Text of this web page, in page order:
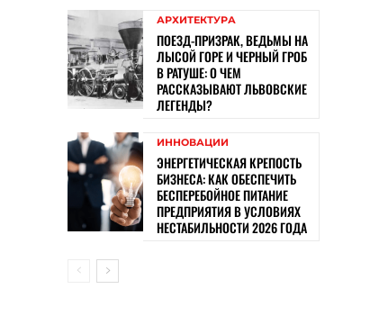
АРХИТЕКТУРА
ПОЕЗД-ПРИЗРАК, ВЕДЬМЫ НА
ЛЫСОЙ ГОРЕ И ЧЕРНЫЙ ГРОБ
В РАТУШЕ: О ЧЕМ
РАССКАЗЫВАЮТ ЛЬВОВСКИЕ
ЛЕГЕНДЫ?
ИННОВАЦИИ
ЭНЕРГЕТИЧЕСКАЯ КРЕПОСТЬ
БИЗНЕСА: КАК ОБЕСПЕЧИТЬ
БЕСПЕРЕБОЙНОЕ ПИТАНИЕ
ПРЕДПРИЯТИЯ В УСЛОВИЯХ
НЕСТАБИЛЬНОСТИ 2026 ГОДА